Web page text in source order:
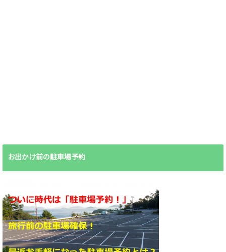
お出かけ前の駐車場予約